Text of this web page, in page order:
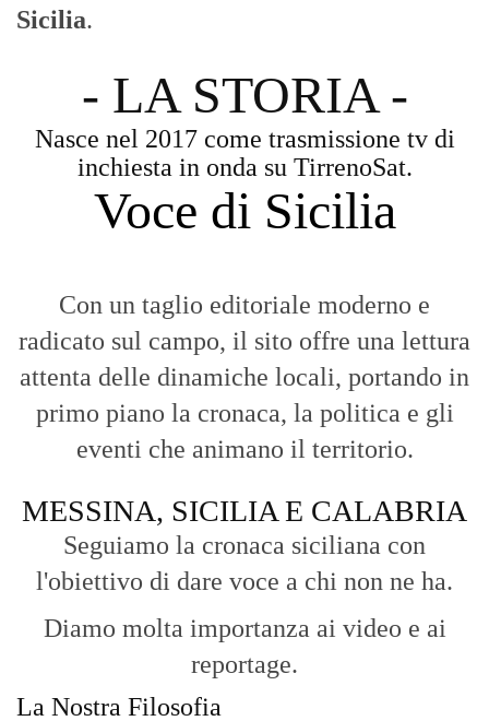
Sicilia.
- LA STORIA -
Nasce nel 2017 come trasmissione tv di
inchiesta in onda su TirrenoSat.
Voce di Sicilia
Con un taglio editoriale moderno e
radicato sul campo, il sito offre una lettura
attenta delle dinamiche locali, portando in
primo piano la cronaca, la politica e gli
eventi che animano il territorio.
MESSINA, SICILIA E CALABRIA
Seguiamo la cronaca siciliana con
l'obiettivo di dare voce a chi non ne ha.
Diamo molta importanza ai video e ai
reportage.
La Nostra Filosofia